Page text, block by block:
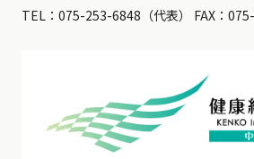
TEL： 075-253-6848 （代表） FAX：